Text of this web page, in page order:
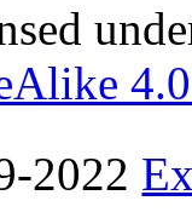
2022